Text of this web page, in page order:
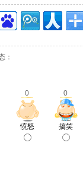
：
0 0
愤怒 搞笑